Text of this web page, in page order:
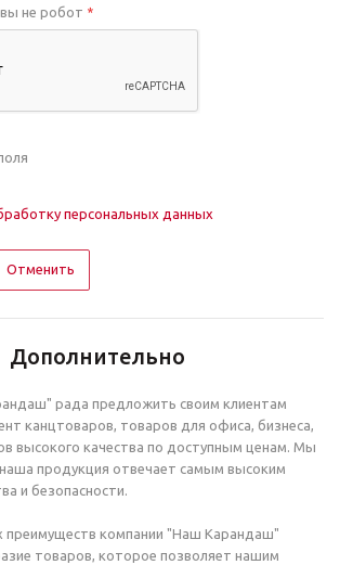
не робот *
персональных данных
Отменить
Дополнительно
рада предложить своим клиентам
канцтоваров, товаров для офиса, бизнеса,
высокого качества по доступным ценам. Мы
продукция отвечает самым высоким
и безопасности.
преимуществ компании "Наш Карандаш"
товаров, которое позволяет нашим